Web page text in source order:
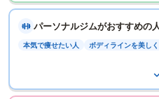
パーソナルジムがおすすめの人
本気で痩せたい人 ボディラインを美し